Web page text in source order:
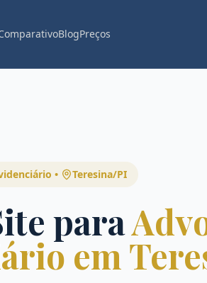
BlogPreços
• Teresina/PI
para
em